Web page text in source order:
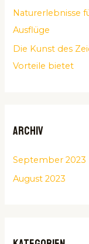
Naturerlebnisse
Ausflüge
Die Kunst des
Vorteile bietet
Archiv
September 2023
August 2023